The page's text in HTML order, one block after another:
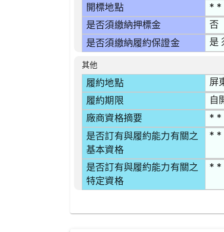
開標地點 * *
是否須繳納押標金 否
是否須繳納履約保證金 是
其他
履約地點 屏
履約期限 自
廠商資格摘要 * *
是否訂有與履約能力有關之
基本資格
* *
是否訂有與履約能力有關之
特定資格
* *